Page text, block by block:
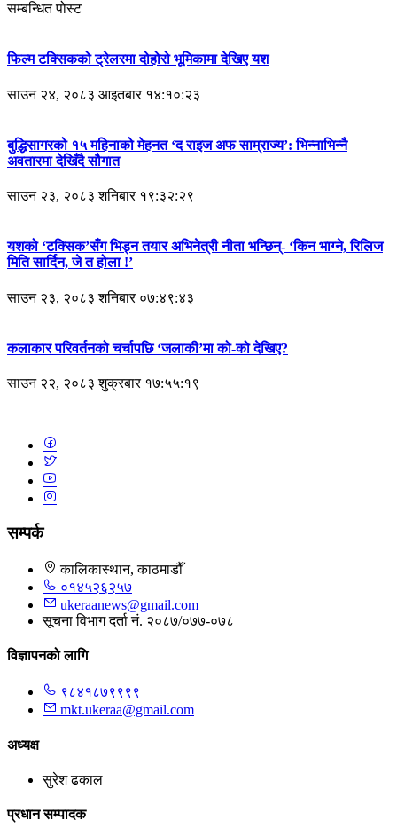
सम्बन्धित पोस्ट
फिल्म टक्सिकको ट्रेलरमा दोहोरो भूमिकामा देखिए यश
साउन २४, २०८३ आइतबार १४:१०:२३
बुद्धिसागरको १५ महिनाको मेहनत ‘द राइज अफ साम्राज्य’: भिन्नाभिन्नै
अवतारमा देखिँदै सौगात
साउन २३, २०८३ शनिबार १९:३२:२९
यशको ‘टक्सिक’सँग भिड्न तयार अभिनेत्री नीता भन्छिन्- ‘किन भाग्ने, रिलिज
मिति सार्दिन, जे त होला !’
साउन २३, २०८३ शनिबार ०७:४९:४३
कलाकार परिवर्तनको चर्चापछि ‘जलाकी’मा को-को देखिए?
साउन २२, २०८३ शुक्रबार १७:५५:१९
सम्पर्क
कालिकास्थान, काठमाडौँ
०१४५२६२५७
ukeraanews@gmail.com
सूचना विभाग दर्ता नं. २०८७/०७७-०७८
विज्ञापनको लागि
९८४१८७९९९९
mkt.ukeraa@gmail.com
अध्यक्ष
सुरेश ढकाल
प्रधान सम्पादक